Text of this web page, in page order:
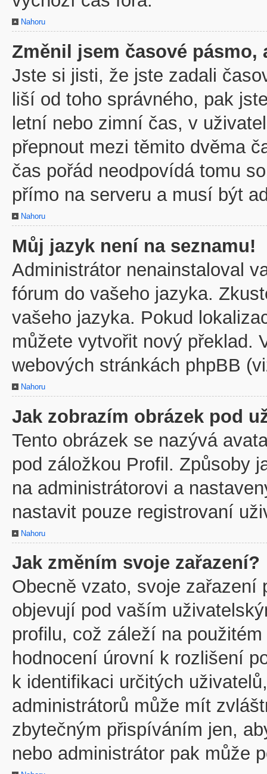
Nahoru
Změnil jsem časové pásmo,
Jste si jisti, že jste zadali
liší od toho správného, pak
letní nebo zimní čas, v
přepnout mezi těmito dvěma
čas pořád neodpovídá tomu
přímo na serveru a musí být
Nahoru
Můj jazyk není na seznamu!
Administrátor nenainstaloval
fórum do vašeho jazyka.
vašeho jazyka. Pokud
můžete vytvořit nový překlad.
webových stránkách phpBB
Nahoru
Jak zobrazím obrázek pod
Tento obrázek se nazývá
pod záložkou Profil. Způsoby
na administrátorovi a
nastavit pouze registrovaní
Nahoru
Jak změním svoje zařazení?
Obecně vzato, svoje zařazení
objevují pod vaším
profilu, což záleží na
hodnocení úrovní k rozlišení
k identifikaci určitých
administrátorů může mít
zbytečným přispíváním jen,
nebo administrátor pak může